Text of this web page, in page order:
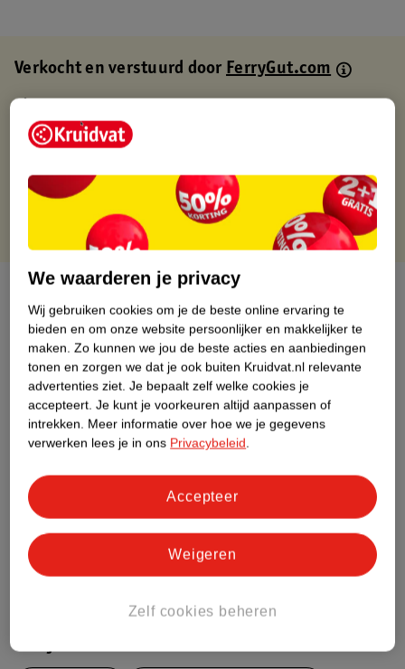
Verkocht en verstuurd doorFerryGut.com
Gratis thuisbezorgd
Gratis retourneren via verkooppartner.
Gratis punten met je Kruidvat kaart
Over dit product
Productinformatie
Etiketinformatie
Nature Impact Score
Meer informatie
Bestel & Bezorginformatie
Bekijk ook
We waarderen je privacy
Wij gebruiken cookies om je de beste online ervaring te
bieden en om onze website persoonlijker en makkelijker te
maken. Zo kunnen we jou de beste acties en aanbiedingen
tonen en zorgen we dat je ook buiten Kruidvat.nl relevante
advertenties ziet. Je bepaalt zelf welke cookies je
accepteert. Je kunt je voorkeuren altijd aanpassen of
intrekken. Meer informatie over hoe we je gegevens
verwerken lees je in ons Privacybeleid.
Zelf cookies beheren
Weigeren
Accepteer